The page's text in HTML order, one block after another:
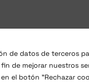
de datos de terceros
de mejorar nuestros
el botón "Rechazar